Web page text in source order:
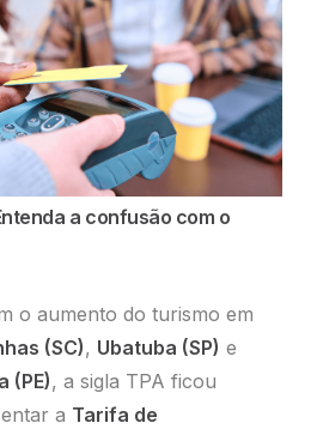
a confusão com o
o aumento do turismo em
(SC), Ubatuba (SP) e
(PE), a sigla TPA ficou
a Tarifa de